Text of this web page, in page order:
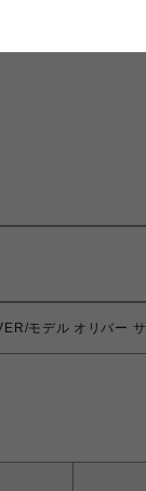
モデル オリバー